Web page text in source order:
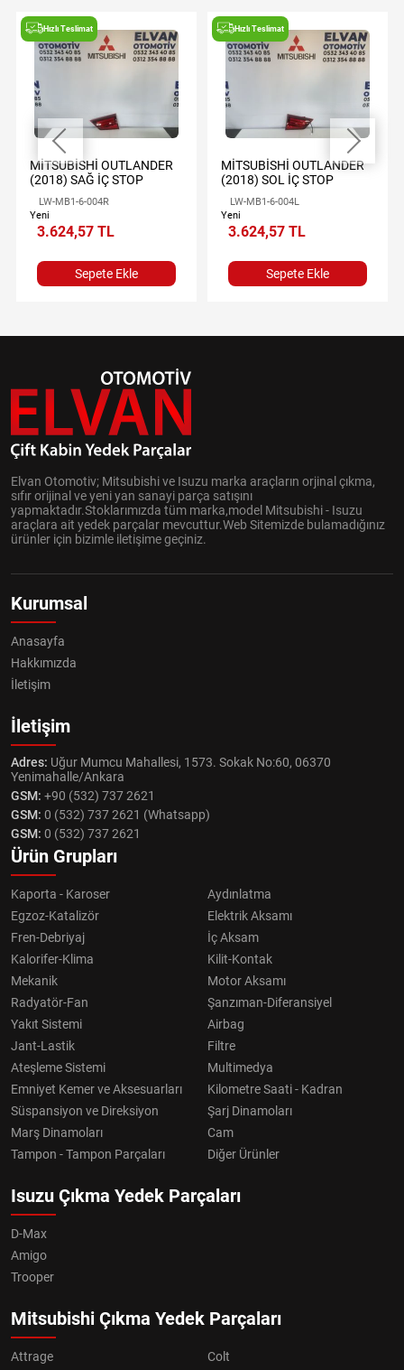
Hızlı Teslimat
MİTSUBİSHİ OUTLANDER
(2018) SAĞ İÇ STOP
LW-MB1-6-004R
Yeni
3.624,57 TL
Sepete Ekle
Hızlı Teslimat
MİTSUBİSHİ OUTLANDER
(2018) SOL İÇ STOP
LW-MB1-6-004L
Yeni
3.624,57 TL
Sepete Ekle
Elvan Otomotiv; Mitsubishi ve Isuzu marka araçların orjinal çıkma,
sıfır orijinal ve yeni yan sanayi parça satışını
yapmaktadır.Stoklarımızda tüm marka,model Mitsubishi - Isuzu
araçlara ait yedek parçalar mevcuttur.Web Sitemizde bulamadığınız
ürünler için bizimle iletişime geçiniz.
Kurumsal
Anasayfa
Hakkımızda
İletişim
İletişim
Adres: Uğur Mumcu Mahallesi, 1573. Sokak No:60, 06370
Yenimahalle/Ankara
GSM: +90 (532) 737 2621
GSM: 0 (532) 737 2621 (Whatsapp)
GSM: 0 (532) 737 2621
Ürün Grupları
Kaporta - Karoser
Aydınlatma
Egzoz-Katalizör
Elektrik Aksamı
Fren-Debriyaj
İç Aksam
Kalorifer-Klima
Kilit-Kontak
Mekanik
Motor Aksamı
Radyatör-Fan
Şanzıman-Diferansiyel
Yakıt Sistemi
Airbag
Jant-Lastik
Filtre
Ateşleme Sistemi
Multimedya
Emniyet Kemer ve Aksesuarları
Kilometre Saati - Kadran
Süspansiyon ve Direksiyon
Şarj Dinamoları
Marş Dinamoları
Cam
Tampon - Tampon Parçaları
Diğer Ürünler
Isuzu Çıkma Yedek Parçaları
D-Max
Amigo
Trooper
Mitsubishi Çıkma Yedek Parçaları
Attrage Colt